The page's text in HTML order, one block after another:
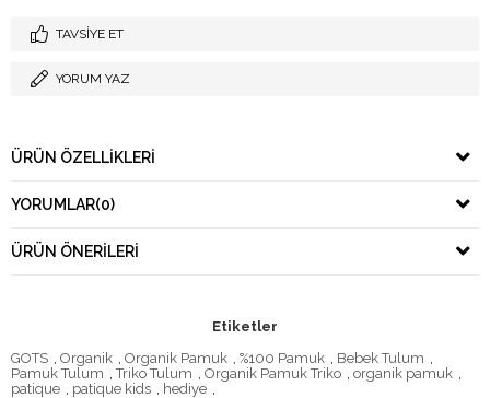
TAVSIYE ET
YORUM YAZ
ÜRÜN ÖZELLIKLERI
YORUMLAR(0)
ÜRÜN ÖNERILERI
Etiketler
GOTS , Organik , Organik Pamuk , %100 Pamuk , Bebek Tulum ,
Pamuk Tulum , Triko Tulum , Organik Pamuk Triko , organik pamuk ,
patique , patique kids , hediye ,